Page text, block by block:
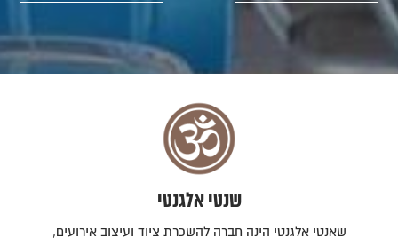
שנטי אלגנטי
שאנטי אלגנטי הינה חברה להשכרת ציוד ועיצוב אירועים,